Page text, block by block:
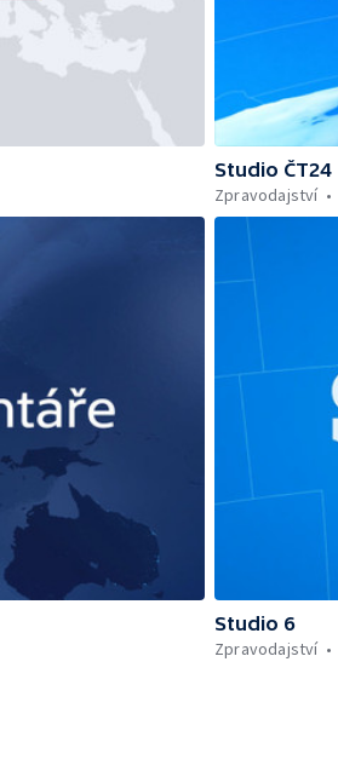
Studio ČT24
Zpravodajství
Studio 6
Zpravodajství